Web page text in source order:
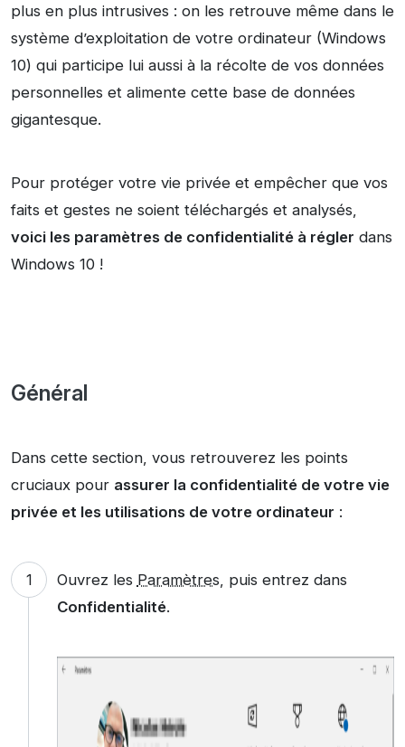
plus en plus intrusives : on les retrouve même dans le
système d’exploitation de votre ordinateur (Windows
10) qui participe lui aussi à la récolte de vos données
personnelles et alimente cette base de données
gigantesque.
Pour protéger votre vie privée et empêcher que vos
faits et gestes ne soient téléchargés et analysés,
voici les paramètres de confidentialité à régler dans
Windows 10 !
Général
Dans cette section, vous retrouverez les points
cruciaux pour assurer la confidentialité de votre vie
privée et les utilisations de votre ordinateur :
Ouvrez les Paramètres, puis entrez dans
Confidentialité.